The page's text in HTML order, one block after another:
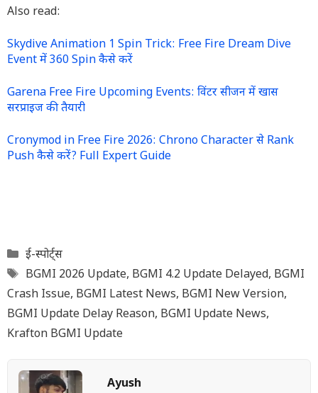
Also read:
Skydive Animation 1 Spin Trick: Free Fire Dream Dive
Event में 360 Spin कैसे करें
Garena Free Fire Upcoming Events: विंटर सीजन में खास
सरप्राइज की तैयारी
Cronymod in Free Fire 2026: Chrono Character से Rank
Push कैसे करें? Full Expert Guide
Categories
ई-स्पोर्ट्स
Tags
BGMI 2026 Update, BGMI 4.2 Update Delayed, BGMI
Crash Issue, BGMI Latest News, BGMI New Version,
BGMI Update Delay Reason, BGMI Update News,
Krafton BGMI Update
Ayush